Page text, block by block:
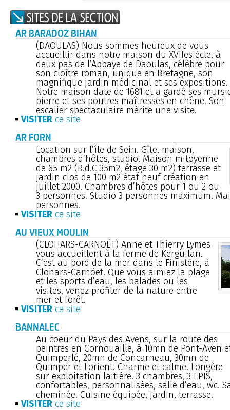
AR BARADOZ BIHAN
(DAOULAS) Nous sommes heureux de vous
accueillir dans notre maison du XVIIesiècle, à
deux pas de l’Abbaye de Daoulas, célèbre pour
son cloître roman, unique en Bretagne, son
magnifique jardin médicinal et ses expositions.
Notre maison date de 1681 et a gardé ses murs
pierre et ses poutres maîtresses en chêne. Son
escalier spectaculaire mérite une visite.
VISITER ce site
AR FORN
Location sur l’île de Sein. Gîte, maison,
chambres d’hôtes, studio. Maison mitoyenne
de 65 m2 (R.d.C 35m2, étage 30 m2) terrasse et
jardin clos de 100 m2 état neuf création en
juillet 2000. Chambres d’hôtes pour 1 ou 2 ou
3 personnes. Studio 3 personnes maximum.
personnes.
VISITER ce site
AU VIEUX MOULIN
(CLOHARS-CARNOËT) Anne et Thierry Lymes
vous accueillent à la ferme de Kerguilan.
C’est au bord de la mer dans le Finistère, à
Clohars-Carnöet. Que vous aimiez la plage
et les sports d’eau, les balades ou les
visites, venez profiter de la nature entre
mer et forêt.
VISITER ce site
BANNALEC
Au coeur du Pays des Avens, sur la route des
peintres en Cornouaille, à 10mn de Pont-Aven
Quimperlé, 20mn de Concarneau, 30mn de
Quimper et Lorient. Charme et calme. Longère
sur exploitation laitière. 3 chambres, 3 EPIS,
confortables, personnalisées, salle d’eau, wc.
cheminée. Cuisine équipée, jardin, terrasse.
VISITER ce site